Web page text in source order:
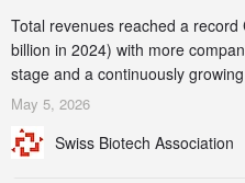
Total revenues reached a
billion in 2024) with more
stage and a continuously
services. Funding increased by
record CHF 1.15 billion – an
May 5, 2026
Swiss Biotech Association